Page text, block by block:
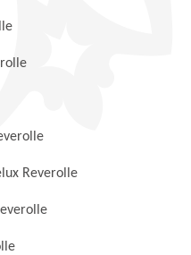
Reverolle